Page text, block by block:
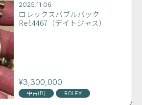
2025.11.06
ロレックスバブルバック
Ref.4467（デイトジャス）
¥3,300,000
中古(B) ROLEX